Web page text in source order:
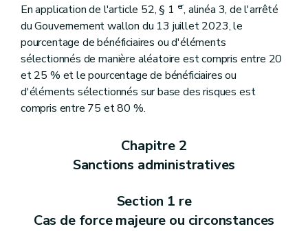
En application de l'article 52, § 1 er, alinéa 3, de l'arrêté
du Gouvernement wallon du 13 juillet 2023, le
pourcentage de bénéficiaires ou d'éléments
sélectionnés de manière aléatoire est compris entre 20
et 25 % et le pourcentage de bénéficiaires ou
d'éléments sélectionnés sur base des risques est
compris entre 75 et 80 %.
Chapitre 2
Sanctions administratives
Section 1 re
Cas de force majeure ou circonstances